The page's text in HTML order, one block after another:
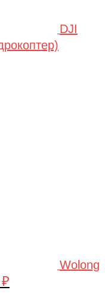
DJI
Wolong
₽